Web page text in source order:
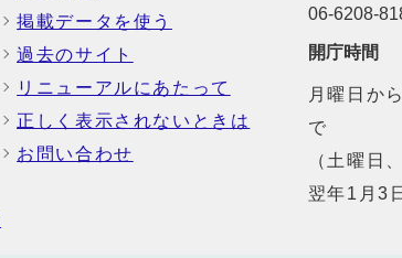
掲載データを使う
過去のサイト
リニューアルにあたって
正しく表示されないときは
お問い合わせ
06-6208-
開庁時間
月曜日か
で
（土曜日
翌年1月3